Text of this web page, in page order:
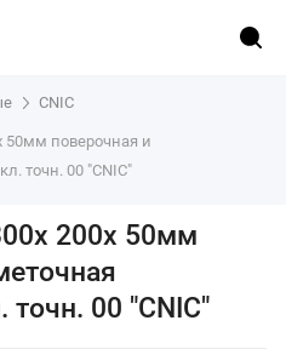
CNIC
50мм поверочная и
точн. 00 "CNIC"
200х 50мм
точн. 00 "CNIC"